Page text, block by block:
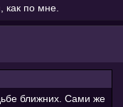
как по мне.
ближних. Сами же